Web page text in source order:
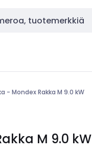
- Mondex Rakka M 9.0 kW
M 9.0 kW